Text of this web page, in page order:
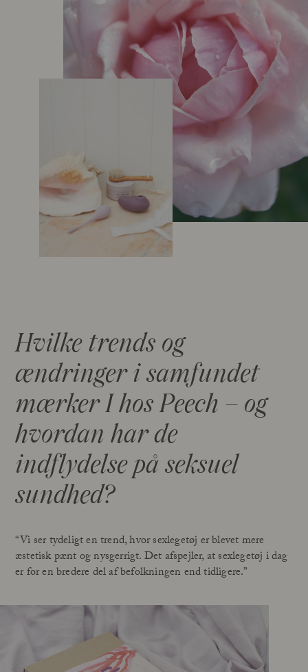
Hvilke trends og
ændringer i samfundet
mærker I hos Peech – og
hvordan har de
indflydelse på seksuel
sundhed?
“Vi ser tydeligt en trend, hvor sexlegetøj er blevet mere
æstetisk pænt og nysgerrigt. Det afspejler, at sexlegetøj i dag
er for en bredere del af befolkningen end tidligere.”